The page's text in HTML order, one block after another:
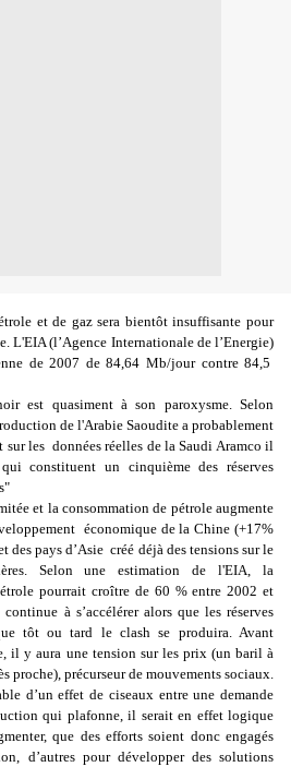
et de gaz sera bientôt insuffisante pour
L'EIA (l’Agence Internationale de l’Energie)
de 2007 de 84,64 Mb/jour contre 84,5
est quasiment à son paroxysme. Selon
de l'Arabie Saoudite a probablement
sur les données réelles de la Saudi Aramco il
constituent un cinquième des réserves
et la consommation de pétrole augmente
économique de la Chine (+17%
des pays d’Asie créé déjà des tensions sur le
Selon une estimation del'EIA, la
pourrait croître de 60 % entre 2002 et
à s’accélérer alors que les réserves
tôt ou tard le clash se produira. Avant
il y aura une tension sur les prix (un baril à
proche), précurseur de mouvements sociaux.
d’un effet de ciseaux entre une demande
qui plafonne, il serait en effet logique
que des efforts soient donc engagés
d’autres pour développer des solutions